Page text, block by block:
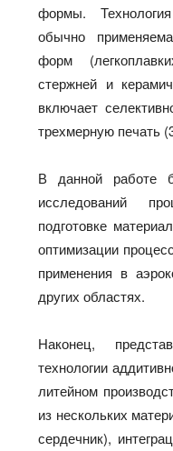
формы.
обычно
форм
стержней и
включает
трехмерную печать
В данной работе
исследований
подготовке
оптимизации
применения в
других областях.
Наконец,
технологии
литейном
из нескольких
сердечник),